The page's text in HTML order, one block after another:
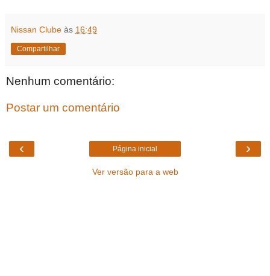
Nissan Clube às 16:49
Compartilhar
Nenhum comentário:
Postar um comentário
‹ ›
Página inicial
Ver versão para a web